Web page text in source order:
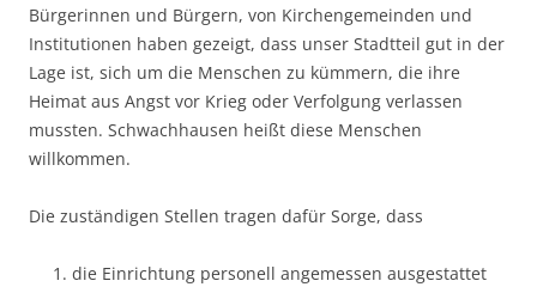
Bürgerinnen und Bürgern, von Kirchengemeinden und
Institutionen haben gezeigt, dass unser Stadtteil gut in der
Lage ist, sich um die Menschen zu kümmern, die ihre
Heimat aus Angst vor Krieg oder Verfolgung verlassen
mussten. Schwachhausen heißt diese Menschen
willkommen.
Die zuständigen Stellen tragen dafür Sorge, dass
die Einrichtung personell angemessen ausgestattet